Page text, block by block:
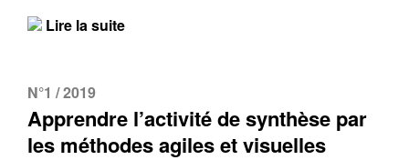
Lire la suite
N°1 / 2019
Apprendre l’activité de synthèse par
les méthodes agiles et visuelles